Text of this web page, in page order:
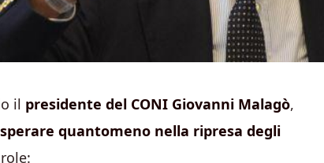
il presidente del CONI Giovanni Malagò,
sperare quantomeno nella ripresa degli